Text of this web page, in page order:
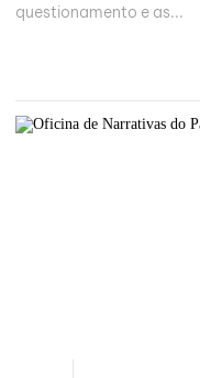
questionamento e as...